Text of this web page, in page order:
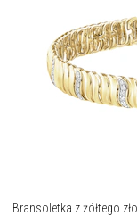
Bransoletka z żółtego